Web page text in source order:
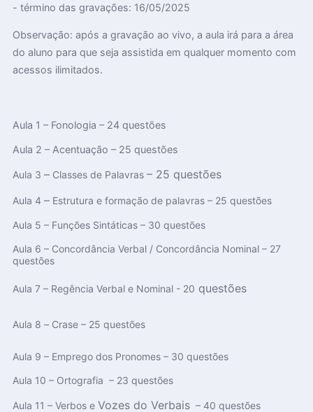
- término das gravações: 16/05/2025
Observação: após a gravação ao vivo, a aula irá para a área
do aluno para que seja assistida em qualquer momento com
acessos ilimitados.
Aula 1 – Fonologia – 24 questões
Aula 2 – Acentuação – 25 questões
Aula 3 –Classes de Palavras – 25 questões
Aula 4 – Estrutura e formação de palavras – 25 questões
Aula 5 – Funções Sintáticas – 30 questões
Aula 6 – Concordância Verbal / Concordância Nominal – 27
questões
Aula 7 – Regência Verbal e Nominal - 20 questões
Aula 8 – Crase – 25 questões
Aula 9 – Emprego dos Pronomes – 30 questões
Aula 10 – Ortografia – 23 questões
Aula 11 – Verbos e Vozes do Verbais– 40 questões